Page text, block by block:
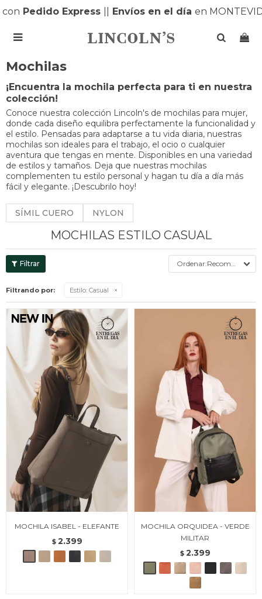
Express||Envíos en el díaen MONTEVIDEO |

Mochilas
¡Encuentra la mochila perfecta para ti en nuestra
colección!
Conoce nuestra colección Lincoln's de mochilas para mujer,
donde cada diseño equilibra perfectamente la funcionalidad y
el estilo. Pensadas para adaptarse a tu vida diaria, nuestras
mochilas son ideales para el trabajo, el ocio o cualquier
aventura que tengas en mente. Disponibles en una variedad
de estilos y tamaños. Deja que nuestras mochilas
complementen tu estilo personal y hagan tu día a día más
fácil y elegante. ¡Descubrilo hoy!
SÍMIL CUERO NYLON
MOCHILAS ESTILO CASUAL
Recomendados
Filtrando por: Estilo: Casual
MOCHILA ISABEL - ELEFANTE
$ 2.399
MOCHILA ORQUIDEA - VERDE
MILITAR
$ 2.399